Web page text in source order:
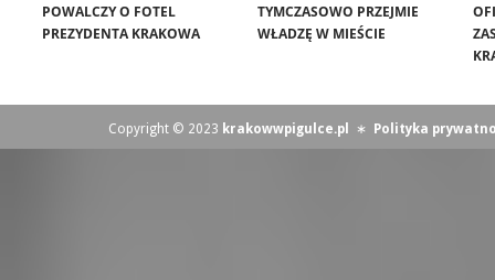
POWALCZY O FOTEL
PREZYDENTA KRAKOWA
TYMCZASOWO PRZEJMIE
WŁADZĘ W MIEŚCIE
Copyright © 2023 krakowwpigulce.pl ∗ Polityka